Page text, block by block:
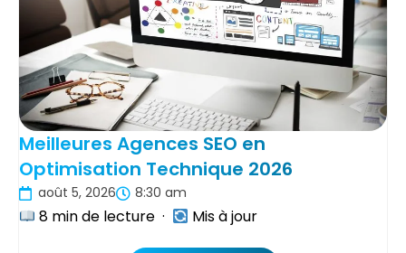
Meilleures Agences SEO en
Optimisation Technique 2026
août 5, 2026 8:30 am
8 min de lecture · Mis à jour